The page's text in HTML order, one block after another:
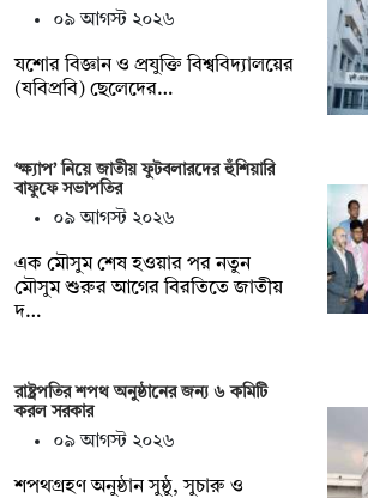
০৯ আগস্ট ২০২৬
যশোর বিজ্ঞান ও প্রযুক্তি বিশ্ববিদ্যালয়ের
(যবিপ্রবি) ছেলেদের…
‘ক্ষ্যাপ’ নিয়ে জাতীয় ফুটবলারদের হুঁশিয়ারি
বাফুফে সভাপতির
০৯ আগস্ট ২০২৬
এক মৌসুম শেষ হওয়ার পর নতুন
মৌসুম শুরুর আগের বিরতিতে জাতীয়
দ…
রাষ্ট্রপতির শপথ অনুষ্ঠানের জন্য ৬ কমিটি
করল সরকার
০৯ আগস্ট ২০২৬
শপথগ্রহণ অনুষ্ঠান সুষ্ঠু, সুচারু ও